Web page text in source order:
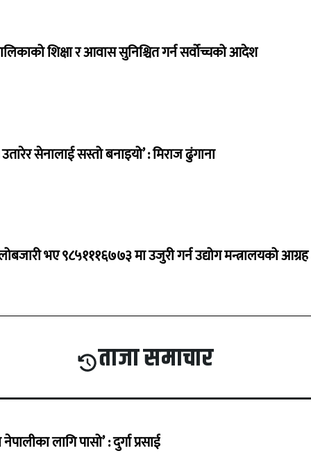
शिक्षा र आवास सुनिश्चित गर्न सर्वोच्चको आदेश
उतारेर सेनालाई सस्तो बनाइयो’ : मिराज ढुंगाना
भए ९८५१११६७७३ मा उजुरी गर्न उद्योग मन्त्रालयको आग्रह
ताजा समाचार
लागि पासो’ : दुर्गा प्रसाई